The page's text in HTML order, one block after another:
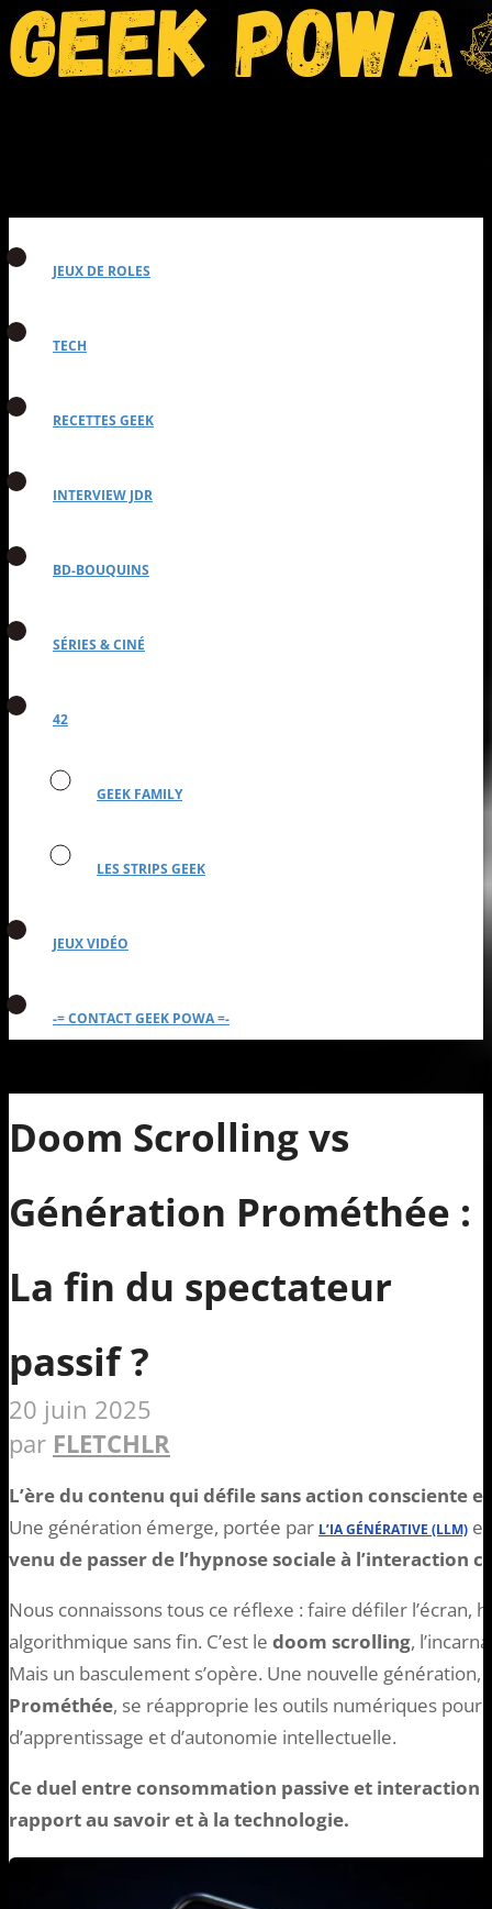
JEUX DE ROLES
TECH
RECETTES GEEK
INTERVIEW JDR
BD-BOUQUINS
SÉRIES & CINÉ
42
GEEK FAMILY
LES STRIPS GEEK
JEUX VIDÉO
-= CONTACT GEEK POWA =-
Doom Scrolling vs
Génération Prométhée :
La fin du spectateur
passif ?
20 juin 2025
par FLETCHLR
L’ère du contenu qui défile sans action consciente
Une génération émerge, portée par L’IA GÉNÉRATIVE (LLM)
venu de passer de l’hypnose sociale à l’interaction
Nous connaissons tous ce réflexe : faire défiler l’écran,
algorithmique sans fin. C’est le doom scrolling,
Mais un basculement s’opère. Une nouvelle génération,
Prométhée, se réapproprie les outils numériques pour
d’apprentissage et d’autonomie intellectuelle.
Ce duel entre consommation passive et
rapport au savoir et à la technologie.